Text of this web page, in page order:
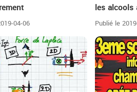
04-06
les alcools
Publié le